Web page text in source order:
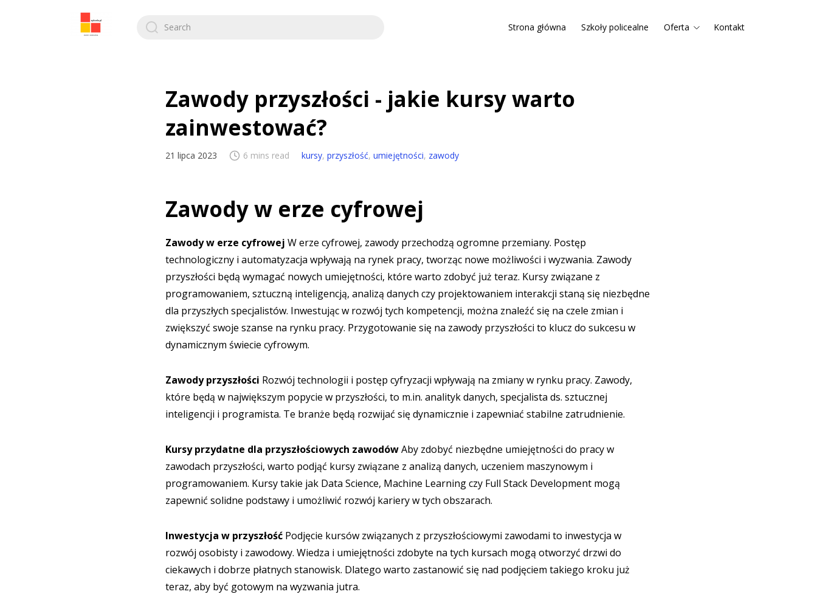
Search
for:
Strona główna Szkoły policealne Oferta Kontakt
Zawody przyszłości - jakie kursy warto
zainwestować?
21 lipca 2023 6 mins read kursy, przyszłość, umiejętności, zawody
Zawody w erze cyfrowej
Zawody w erze cyfrowej W erze cyfrowej, zawody przechodzą ogromne przemiany. Postęp
technologiczny i automatyzacja wpływają na rynek pracy, tworząc nowe możliwości i wyzwania. Zawody
przyszłości będą wymagać nowych umiejętności, które warto zdobyć już teraz. Kursy związane z
programowaniem, sztuczną inteligencją, analizą danych czy projektowaniem interakcji staną się niezbędne
dla przyszłych specjalistów. Inwestując w rozwój tych kompetencji, można znaleźć się na czele zmian i
zwiększyć swoje szanse na rynku pracy. Przygotowanie się na zawody przyszłości to klucz do sukcesu w
dynamicznym świecie cyfrowym.
Zawody przyszłości Rozwój technologii i postęp cyfryzacji wpływają na zmiany w rynku pracy. Zawody,
które będą w największym popycie w przyszłości, to m.in. analityk danych, specjalista ds. sztucznej
inteligencji i programista. Te branże będą rozwijać się dynamicznie i zapewniać stabilne zatrudnienie.
Kursy przydatne dla przyszłościowych zawodówAby zdobyć niezbędne umiejętności do pracy w
zawodach przyszłości, warto podjąć kursy związane z analizą danych, uczeniem maszynowym i
programowaniem. Kursy takie jak Data Science, Machine Learning czy Full Stack Development mogą
zapewnić solidne podstawy i umożliwić rozwój kariery w tych obszarach.
Inwestycja w przyszłość Podjęcie kursów związanych z przyszłościowymi zawodami to inwestycja w
rozwój osobisty i zawodowy. Wiedza i umiejętności zdobyte na tych kursach mogą otworzyć drzwi do
ciekawych i dobrze płatnych stanowisk. Dlatego warto zastanowić się nad podjęciem takiego kroku już
teraz, aby być gotowym na wyzwania jutra.